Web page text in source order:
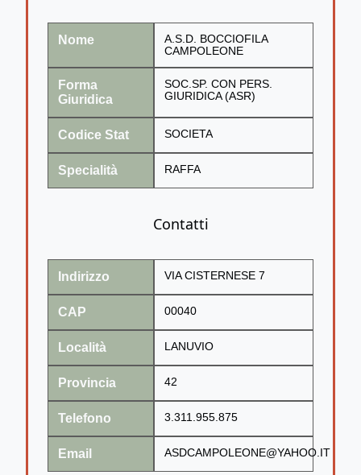
Nome
A.S.D. BOCCIOFILA
CAMPOLEONE
Forma
Giuridica
SOC.SP. CON PERS.
GIURIDICA (ASR)
Codice Stat SOCIETA
Specialità RAFFA
Contatti
Indirizzo VIA CISTERNESE 7
CAP 00040
Località LANUVIO
Provincia 42
Telefono 3.311.955.875
Email ASDCAMPOLEONE@YAHOO.IT